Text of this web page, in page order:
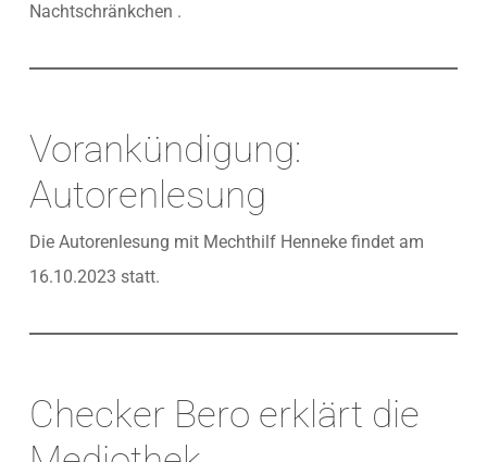
Nachtschränkchen .
Vorankündigung:
Autorenlesung
Die Autorenlesung mit Mechthilf Henneke findet am
16.10.2023 statt.
Checker Bero erklärt die